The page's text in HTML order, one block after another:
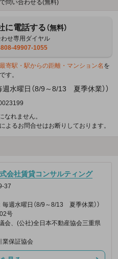
問い合わせる(無料)
に電話する（無料）
せ専用ダイヤル
49907-1055
寄駅・駅からの距離・マンション名 を
す。
水曜日（8/9～8/13 夏季休業））
れません。
るお問合せはお断りしております。
会社賃貸コンサルティング
37
毎週水曜日（8/9～8/13 夏季休業））
号
会、(公社)全日本不動産協会三重県
業保証協会